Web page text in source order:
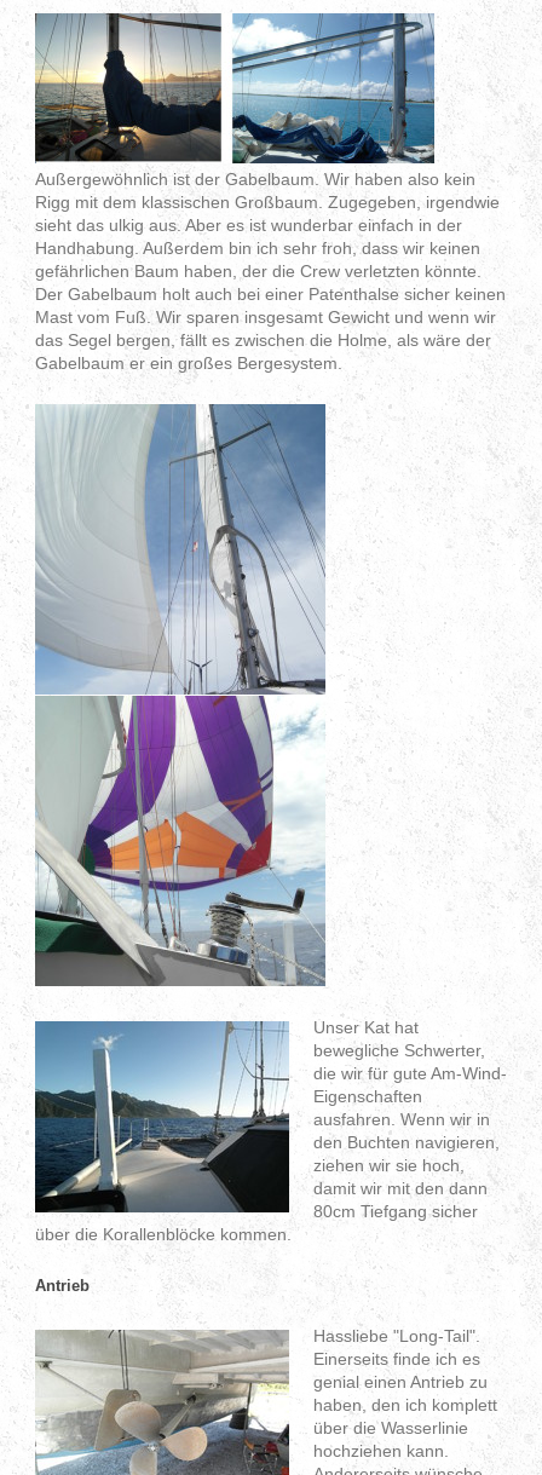
Außergewöhnlich ist der Gabelbaum. Wir haben also kein
Rigg mit dem klassischen Großbaum. Zugegeben, irgendwie
sieht das ulkig aus. Aber es ist wunderbar einfach in der
Handhabung. Außerdem bin ich sehr froh, dass wir keinen
gefährlichen Baum haben, der die Crew verletzten könnte.
Der Gabelbaum holt auch bei einer Patenthalse sicher keinen
Mast vom Fuß. Wir sparen insgesamt Gewicht und wenn wir
das Segel bergen, fällt es zwischen die Holme, als wäre der
Gabelbaum er ein großes Bergesystem.
Unser Kat hat
bewegliche Schwerter,
die wir für gute Am-Wind-
Eigenschaften
ausfahren. Wenn wir in
den Buchten navigieren,
ziehen wir sie hoch,
damit wir mit den dann
80cm Tiefgang sicher
über die Korallenblöcke kommen.
Antrieb
Hassliebe "Long-Tail".
Einerseits finde ich es
genial einen Antrieb zu
haben, den ich komplett
über die Wasserlinie
hochziehen kann.